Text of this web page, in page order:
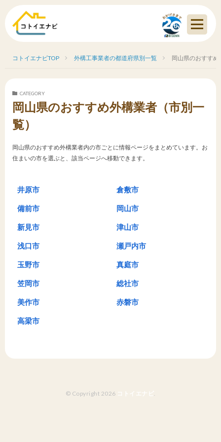
コトイエナビTOP 外構工事業者の都道府県別一覧 岡山県のおすす
CATEGORY
岡山県のおすすめ外構業者（市別一
覧）
岡山県のおすすめ外構業者内の市ごとに情報ページをまとめています。お
住まいの市を選ぶと、該当ページへ移動できます。
井原市 倉敷市
備前市 岡山市
新見市 津山市
浅口市 瀬戸内市
玉野市 真庭市
笠岡市 総社市
美作市 赤磐市
高梁市
© Copyright 2026 コトイエナビ .